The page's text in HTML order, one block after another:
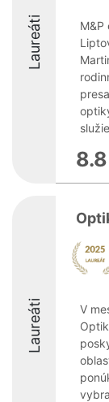
Laureáti
8.8
Laureáti
V